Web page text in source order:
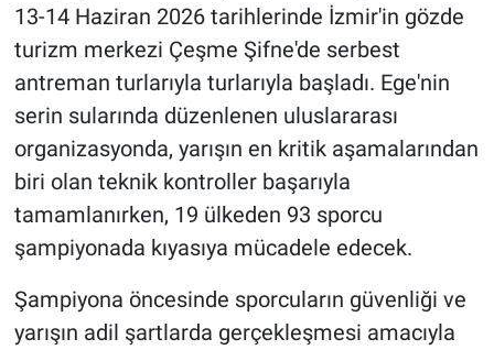
13-14 Haziran 2026 tarihlerinde İzmir'in gözde
turizm merkezi Çeşme Şifne'de serbest
antreman turlarıyla turlarıyla başladı. Ege'nin
serin sularında düzenlenen uluslararası
organizasyonda, yarışın en kritik aşamalarından
biri olan teknik kontroller başarıyla
tamamlanırken, 19 ülkeden 93 sporcu
şampiyonada kıyasıya mücadele edecek.
Şampiyona öncesinde sporcuların güvenliği ve
yarışın adil şartlarda gerçekleşmesi amacıyla